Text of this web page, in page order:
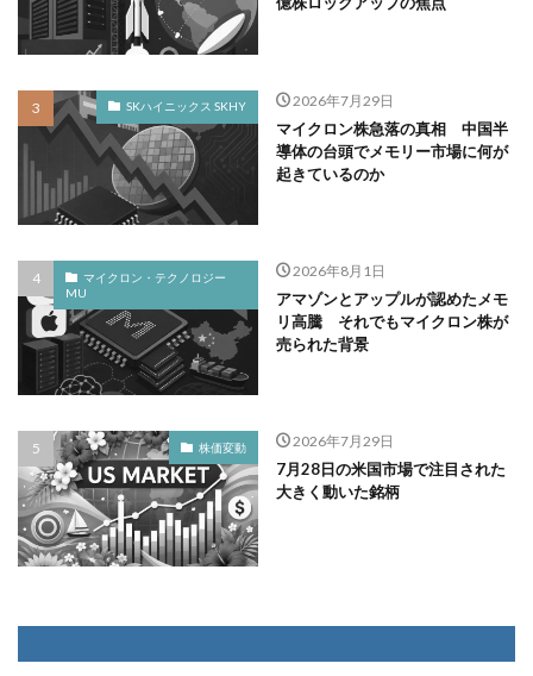
SKハイニックス SKHY 2026年7月29日
マイクロン株急落の真相 中国半
導体の台頭でメモリー市場に何が
起きているのか
マイクロン・テクノロジー
MU
2026年8月1日
アマゾンとアップルが認めたメモ
リ高騰 それでもマイクロン株が
売られた背景
株価変動 2026年7月29日
7月28日の米国市場で注目された
大きく動いた銘柄